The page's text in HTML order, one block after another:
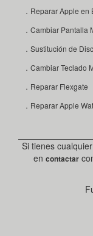
．Reparar Apple en
．Cambiar Pantalla
．Sustitución de
．Cambiar Teclado
．Reparar Flexgate
．Reparar Apple
Si tienes
en contactar